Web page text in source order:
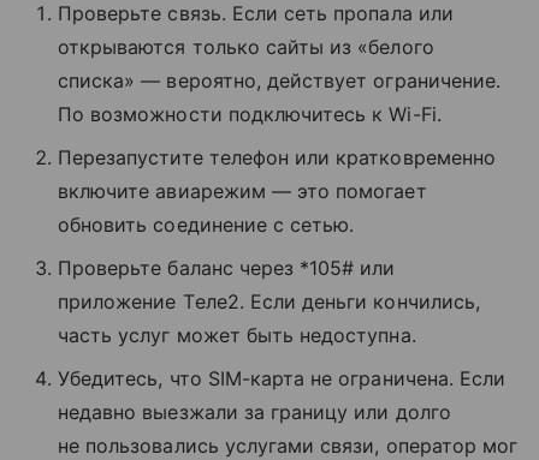
Проверьте связь. Если сеть пропала или
открываются только сайты из «белого
списка» — вероятно, действует ограничение.
По возможности подключитесь к Wi-Fi.
Перезапустите телефон или кратковременно
включите авиарежим — это помогает
обновить соединение с сетью.
Проверьте баланс через *105# или
приложение Tеле2. Если деньги кончились,
часть услуг может быть недоступна.
Убедитесь, что SIM-карта не ограничена. Если
недавно выезжали за границу или долго
не пользовались услугами связи, оператор мог